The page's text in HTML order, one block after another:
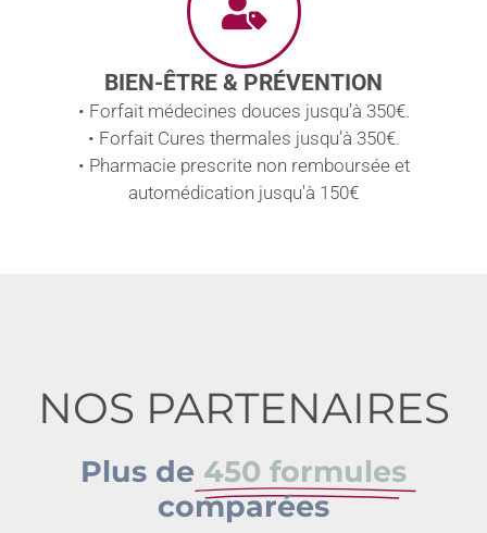
BIEN-ÊTRE & PRÉVENTION
• Forfait médecines douces jusqu’à 350€.
• Forfait Cures thermales jusqu’à 350€.
• Pharmacie prescrite non remboursée et
automédication jusqu'à 150€
NOS PARTENAIRES
Plus de 450 formules
comparées